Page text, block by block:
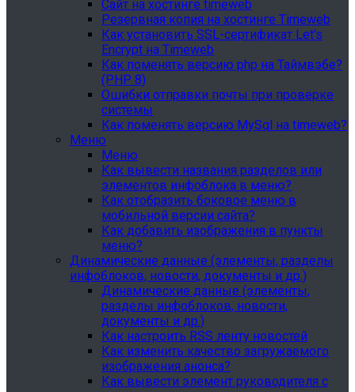
Сайт на хостинге timeweb
Резервная копия на хостинге Timeweb
Как установить SSL-сертификат Let's
Encrypt на Timeweb
Как поменять версию php на Таймвэбе?
(PHP 8)
Ошибки отправки почты при проверке
системы
Как поменять версию MySql на timeweb?
Меню
Меню
Как вывести названия разделов или
элементов инфоблока в меню?
Как отобразить боковое меню в
мобильной версии сайта?
Как добавить изображения в пункты
меню?
Динамические данные (элементы, разделы
инфоблоков, новости, документы и др.)
Динамические данные (элементы,
разделы инфоблоков, новости,
документы и др.)
Как настроить RSS ленту новостей
Как изменить качество загружаемого
изображения анонса?
Как вывести элемент руководителя с